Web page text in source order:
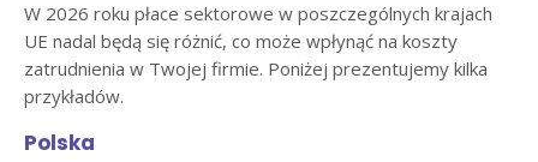
W 2026 roku płace sektorowe w poszczególnych krajach
UE nadal będą się różnić, co może wpłynąć na koszty
zatrudnienia w Twojej firmie. Poniżej prezentujemy kilka
przykładów.
Polska